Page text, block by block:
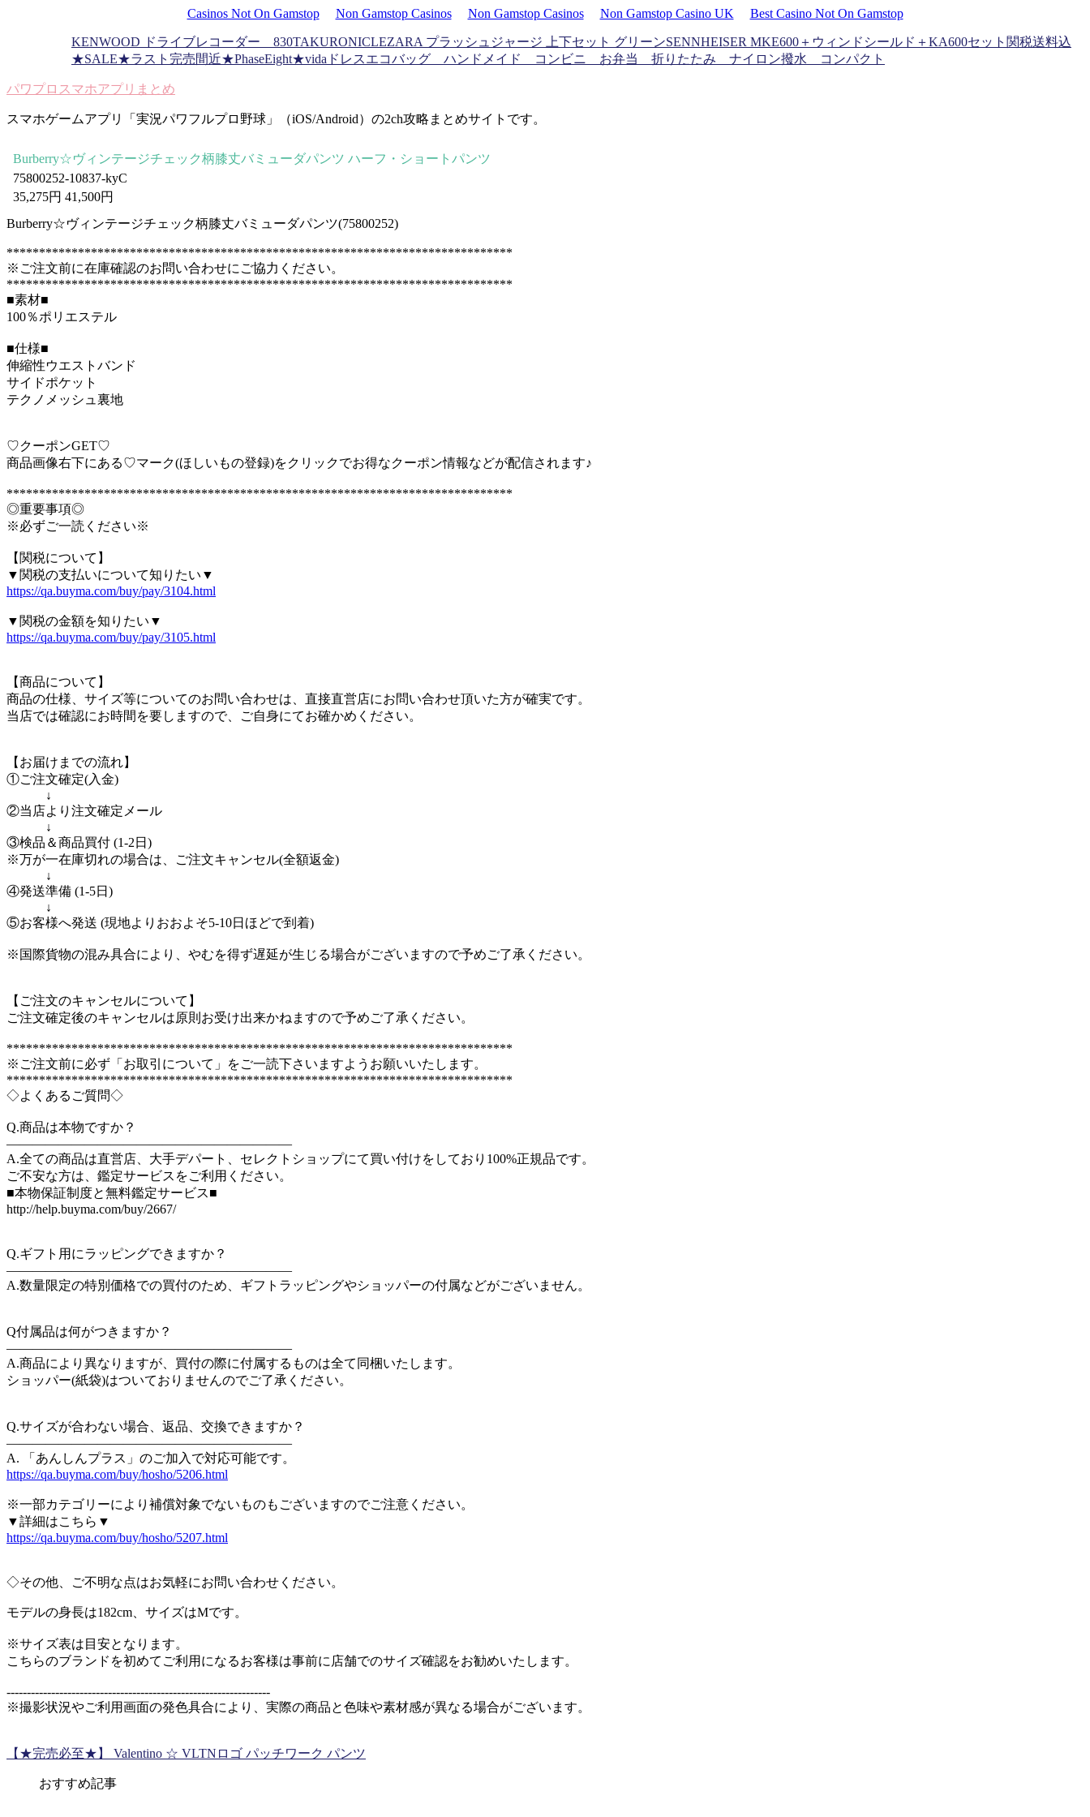
Casinos Not On Gamstop Non Gamstop Casinos Non Gamstop Casinos Non Gamstop Casino UK Best Casino Not On Gamstop
KENWOOD ドライブレコーダー 830TAKURONICLEZARA プラッシュジャージ 上下セット グリーンSENNHEISER MKE600＋ウィンドシールド＋KA600セット 関税送料込
★SALE★ラスト完売間近★PhaseEight★vidaドレスエコバッグ ハンドメイド コンビニ お弁当 折りたたみ ナイロン撥水 コンパクト
パワプロスマホアプリまとめ
スマホゲームアプリ「実況パワフルプロ野球」（iOS/Android）の2ch攻略まとめサイトです。
Burberry☆ヴィンテージチェック柄膝丈バミューダパンツ ハーフ・ショートパンツ
75800252-10837-kyC
35,275円 41,500円
Burberry☆ヴィンテージチェック柄膝丈バミューダパンツ(75800252)
******************************************************************************
※ご注文前に在庫確認のお問い合わせにご協力ください。
******************************************************************************
■素材■
100％ポリエステル
■仕様■
伸縮性ウエストバンド
サイドポケット
テクノメッシュ裏地
♡クーポンGET♡
商品画像右下にある♡マーク(ほしいもの登録)をクリックでお得なクーポン情報などが配信されます♪
******************************************************************************
◎重要事項◎
※必ずご一読ください※
【関税について】
▼関税の支払いについて知りたい▼
https://qa.buyma.com/buy/pay/3104.html
▼関税の金額を知りたい▼
https://qa.buyma.com/buy/pay/3105.html
【商品について】
商品の仕様、サイズ等についてのお問い合わせは、直接直営店にお問い合わせ頂いた方が確実です。
当店では確認にお時間を要しますので、ご自身にてお確かめください。
【お届けまでの流れ】
①ご注文確定(入金)
↓
②当店より注文確定メール
↓
③検品＆商品買付 (1-2日)
※万が一在庫切れの場合は、ご注文キャンセル(全額返金)
↓
④発送準備 (1-5日)
↓
⑤お客様へ発送 (現地よりおおよそ5-10日ほどで到着)
※国際貨物の混み具合により、やむを得ず遅延が生じる場合がございますので予めご了承ください。
【ご注文のキャンセルについて】
ご注文確定後のキャンセルは原則お受け出来かねますので予めご了承ください。
******************************************************************************
※ご注文前に必ず「お取引について」をご一読下さいますようお願いいたします。
******************************************************************************
◇よくあるご質問◇
Q.商品は本物ですか？
――――――――――――――――――――――
A.全ての商品は直営店、大手デパート、セレクトショップにて買い付けをしており100%正規品です。
ご不安な方は、鑑定サービスをご利用ください。
■本物保証制度と無料鑑定サービス■
http://help.buyma.com/buy/2667/
Q.ギフト用にラッピングできますか？
――――――――――――――――――――――
A.数量限定の特別価格での買付のため、ギフトラッピングやショッパーの付属などがございません。
Q付属品は何がつきますか？
――――――――――――――――――――――
A.商品により異なりますが、買付の際に付属するものは全て同梱いたします。
ショッパー(紙袋)はついておりませんのでご了承ください。
Q.サイズが合わない場合、返品、交換できますか？
――――――――――――――――――――――
A. 「あんしんプラス」のご加入で対応可能です。
https://qa.buyma.com/buy/hosho/5206.html
※一部カテゴリーにより補償対象でないものもございますのでご注意ください。
▼詳細はこちら▼
https://qa.buyma.com/buy/hosho/5207.html
◇その他、ご不明な点はお気軽にお問い合わせください。
モデルの身長は182cm、サイズはMです。
※サイズ表は目安となります。
こちらのブランドを初めてご利用になるお客様は事前に店舗でのサイズ確認をお勧めいたします。
-----------------------------------------------------------------
※撮影状況やご利用画面の発色具合により、実際の商品と色味や素材感が異なる場合がございます。
【★完売必至★】 Valentino ☆ VLTNロゴ パッチワーク パンツ
おすすめ記事